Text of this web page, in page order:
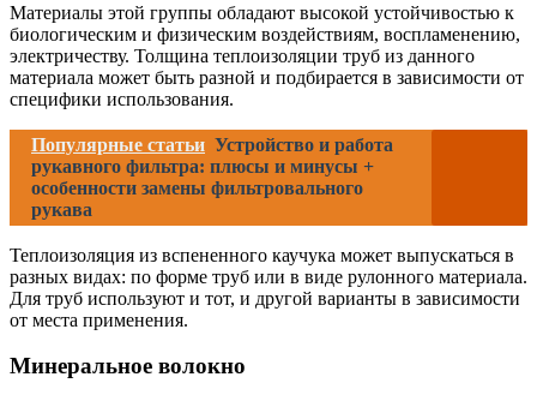
Материалы этой группы обладают высокой устойчивостью к
биологическим и физическим воздействиям, воспламенению,
электричеству. Толщина теплоизоляции труб из данного
материала может быть разной и подбирается в зависимости от
специфики использования.
Популярные статьи Устройство и работа
рукавного фильтра: плюсы и минусы +
особенности замены фильтровального
рукава
Теплоизоляция из вспененного каучука может выпускаться в
разных видах: по форме труб или в виде рулонного материала.
Для труб используют и тот, и другой варианты в зависимости
от места применения.
Минеральное волокно